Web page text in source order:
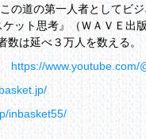
の道の第一人者としてビ
ット思考』（ＷＡＶＥ出
は延べ３万人を数える。
https://www.youtube.com/
inbasket55/